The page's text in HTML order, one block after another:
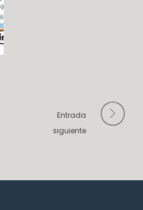
Entrada
siguiente